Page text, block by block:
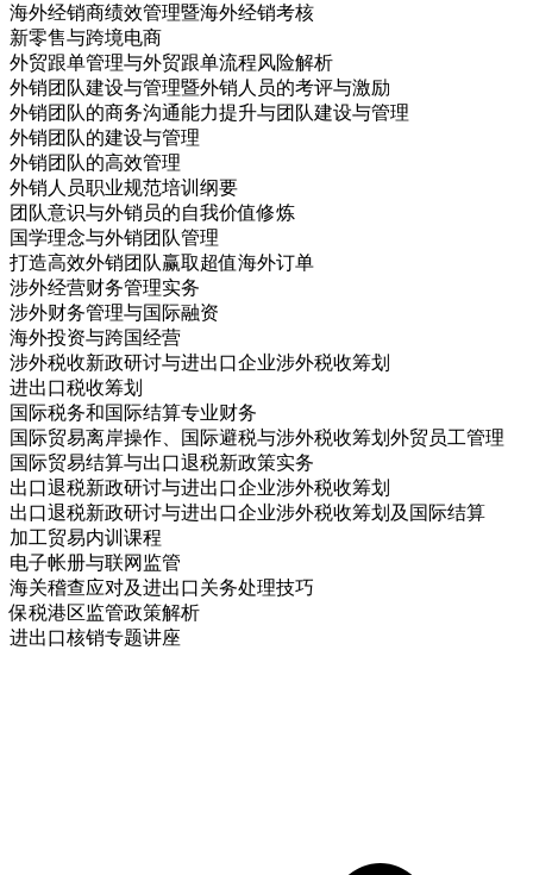
海外经销商绩效管理暨海外经销考核
新零售与跨境电商
外贸跟单管理与外贸跟单流程风险解析
外销团队建设与管理暨外销人员的考评与激励
外销团队的商务沟通能力提升与团队建设与管理
外销团队的建设与管理
外销团队的高效管理
外销人员职业规范培训纲要
团队意识与外销员的自我价值修炼
国学理念与外销团队管理
打造高效外销团队赢取超值海外订单
涉外经营财务管理实务
涉外财务管理与国际融资
海外投资与跨国经营
涉外税收新政研讨与进出口企业涉外税收筹划
进出口税收筹划
国际税务和国际结算专业财务
国际贸易离岸操作、国际避税与涉外税收筹划外贸员工管理
国际贸易结算与出口退税新政策实务
出口退税新政研讨与进出口企业涉外税收筹划
出口退税新政研讨与进出口企业涉外税收筹划及国际结算
加工贸易内训课程
电子帐册与联网监管
海关稽查应对及进出口关务处理技巧
保税港区监管政策解析
进出口核销专题讲座